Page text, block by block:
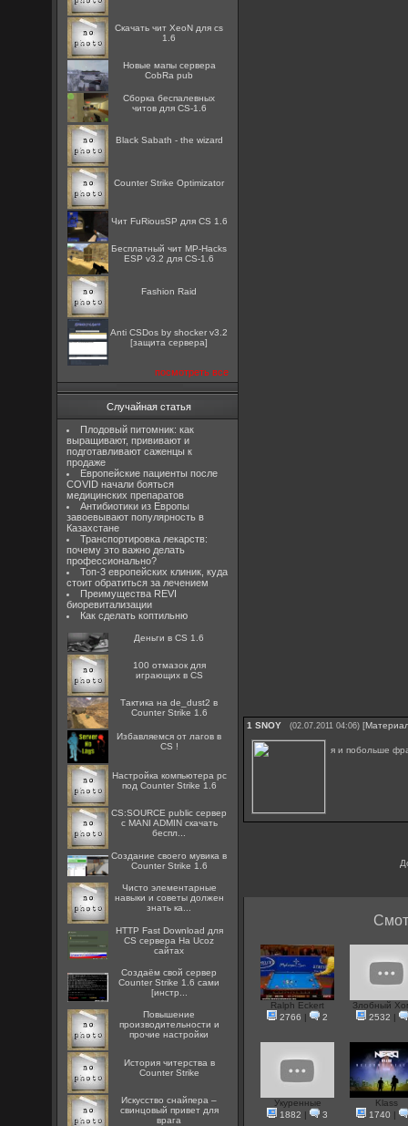
Скачать чит XeoN для cs
1.6
Новые мапы сервера
CobRa pub
Сборка беспалевных
читов для CS-1.6
Black Sabath - the wizard
Counter Strike Optimizator
Чит FuRiousSP для CS 1.6
Бесплатный чит MP-Hacks
ESP v3.2 для CS-1.6
Fashion Raid
Anti CSDos by shocker v3.2
[защита сервера]
посмотреть все
Случайная статья
Плодовый питомник: как
выращивают, прививают и
подготавливают саженцы к
продаже
Европейские пациенты после
COVID начали бояться
медицинских препаратов
Антибиотики из Европы
завоевывают популярность в
Казахстане
Транспортировка лекарств:
почему это важно делать
профессионально?
Топ-3 европейских клиник, куда
стоит обратиться за лечением
Преимущества REVI
биоревитализации
Как сделать коптильню
Деньги в CS 1.6
100 отмазок для
играющих в CS
Тактика на de_dust2 в
Counter Strike 1.6
Избавляемся от лагов в
CS !
Настройка компьютера pc
под Counter Strike 1.6
CS:SOURCE public сервер
с MANI ADMIN скачать
беспл...
Создание своего мувика в
Counter Strike 1.6
Чисто элементарные
навыки и советы должен
знать ка...
HTTP Fast Download для
CS сервера На Ucoz
сайтах
Создаём свой сервер
Counter Strike 1.6 сами
[инстр...
Повышение
производительности и
прочие настройки
История читерства в
Counter Strike
Искусство снайпера –
свинцовый привет для
врага
1 SNOY (02.07.2011 04:06) [
я и побольше
Ralph Eckert
2766 | 2
Злобный
2532 |
Укуренные
1882 | 3
Klass
1740 |